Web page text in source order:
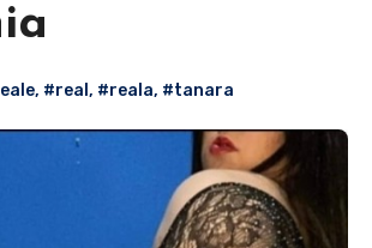
, #real , #reala, #tanara